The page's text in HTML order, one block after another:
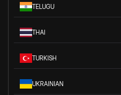
TELUGU
THAI
TURKISH
UKRAINIAN